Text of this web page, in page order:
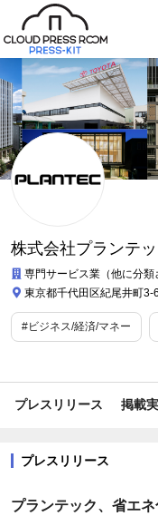
株式会社プランテッ
専門サービス業（他に分類
東京都千代田区紀尾井町
#ビジネス/経済/マネー
プレスリリース 掲載
プレスリリース
プランテック、省エ